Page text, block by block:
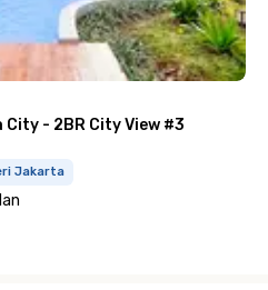
- 2BR City View #3
Jakarta